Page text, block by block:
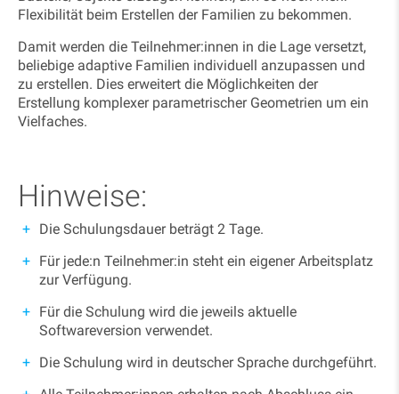
Flexibilität beim Erstellen der Familien zu bekommen.
Damit werden die Teilnehmer:innen in die Lage versetzt,
beliebige adaptive Familien individuell anzupassen und
zu erstellen. Dies erweitert die Möglichkeiten der
Erstellung komplexer parametrischer Geometrien um ein
Vielfaches.
Hinweise:
Die Schulungsdauer beträgt 2 Tage.
Für jede:n Teilnehmer:in steht ein eigener Arbeitsplatz
zur Verfügung.
Für die Schulung wird die jeweils aktuelle
Softwareversion verwendet.
Die Schulung wird in deutscher Sprache durchgeführt.